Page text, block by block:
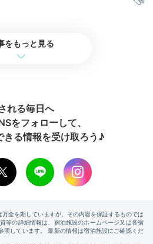
わりのメニューです。主食は
「曽爾米」のおむすび。7種の
おむすび、大和肉鶏甘辛豆乳仕立て
種制覇していました。飛鳥汁も美味し
をもっと見る
れる毎日へ
をフォローして、
きる情報を受け取ろう♪